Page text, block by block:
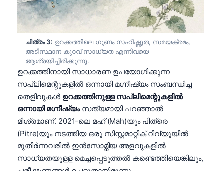
ചിത്രം 3: ഉറക്കത്തിലെ ഗുണം സഹിഷ്ണുത, സമയക്രമം,
അടിസ്ഥാന കുറവ് സാധ്യത എന്നിവയെ
ആശ്രയിച്ചിരിക്കുന്നു.
ഉറക്കത്തിനായി സാധാരണ ഉപയോഗിക്കുന്ന
സപ്ലിമെന്റുകളിൽ ഒന്നായി മഗ്നീഷ്യം സംബന്ധിച്ച
തെളിവുകൾ ഉറക്കത്തിനുള്ള സപ്ലിമെന്റുകളിൽ
ഒന്നായി മഗ്നീഷ്യംസത്യമായി പറഞ്ഞാൽ
മിശ്രമാണ്. 2021-ലെ മഹ് (Mah)യും പിത്രെ
(Pitre)യും നടത്തിയ ഒരു സിസ്റ്റമാറ്റിക് റിവ്യൂയിൽ
മുതിർന്നവരിൽ ഇൻസോമ്നിയ അളവുകളിൽ
സാധ്യതയുള്ള മെച്ചപ്പെടുത്തൽ കണ്ടെത്തിയെങ്കിലും,